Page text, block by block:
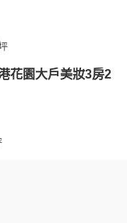
花園大戶美妝3房2